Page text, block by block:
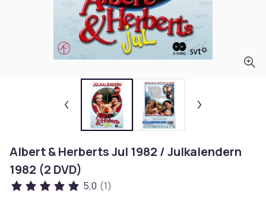
Albert & Herberts Jul 1982 / Julkalendern
1982 (2 DVD)
5,0 (1)